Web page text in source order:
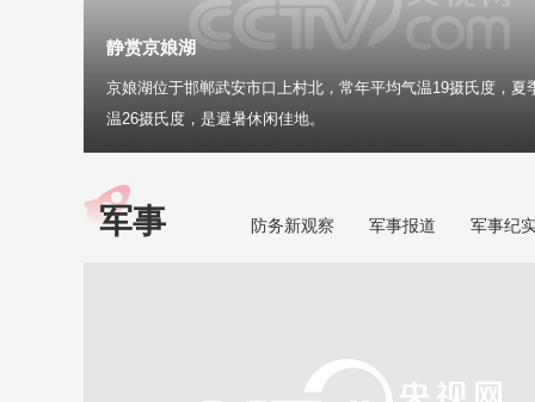
静赏京娘湖
京娘湖位于邯郸武安市口上村北，常年平均气温19摄氏度，夏
温26摄氏度，是避暑休闲佳地。
军事 防务新观察 军事报道 军事纪